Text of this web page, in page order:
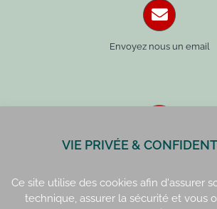
Envoyez nous un email
Paris : 01 42 34 14 59
VIE PRIVÉE &
Ce site utilise des cookies afin d'assurer
technique, assurer la sécurité et vous